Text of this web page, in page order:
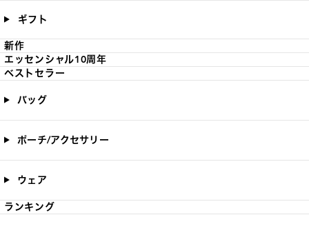
ギフト
新作
エッセンシャル10周年
ベストセラー
バッグ
ポーチ/アクセサリー
ウェア
ランキング